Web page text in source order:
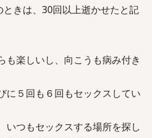
きは、30回以上逝かせたと記
も楽しいし、向こうも病み付き
に５回も６回もセックスしてい
いつもセックスする場所を探し